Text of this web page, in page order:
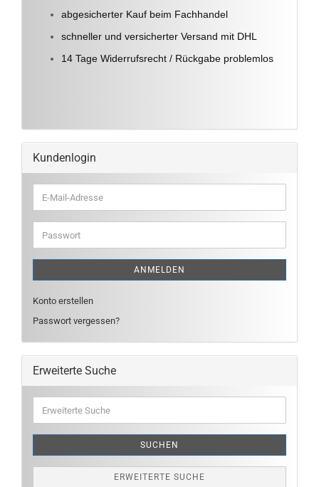
abgesicherter Kauf beim Fachhandel
schneller und versicherter Versand mit DHL
14 Tage Widerrufsrecht / Rückgabe problemlos
Kundenlogin
E-
Mail-
Adresse
Passwort
ANMELDEN
Konto erstellen
Passwort vergessen?
Erweiterte Suche
Suche
SUCHEN
ERWEITERTE SUCHE